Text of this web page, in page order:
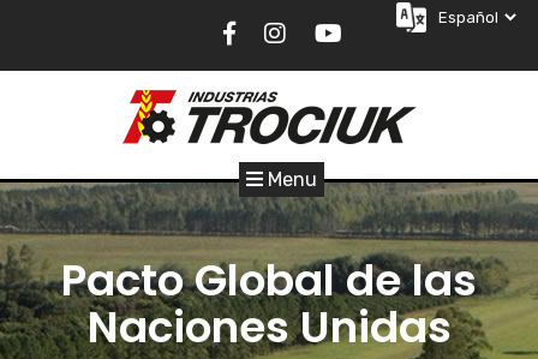
Menu
Pacto Global de las
Naciones Unidas